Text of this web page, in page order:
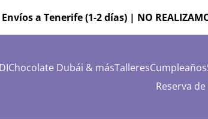
a Tenerife (1-2 días) | NO
Chocolate Dubái & másTalleresCumpleaños
Reserva